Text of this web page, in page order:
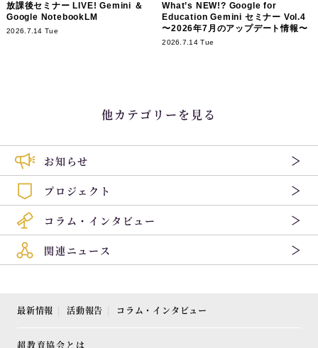
放課後セミナー LIVE! Gemini ＆
Google NotebookLM
2026.7.14 Tue
What’s NEW!? Google for
Education Gemini セミナー Vol.4
〜2026年7月のアップデート情報〜
2026.7.14 Tue
他カテゴリーを見る
お知らせ
プロジェクト
コラム・インタビュー
関連ニュース
最新情報 活動報告 コラム・インタビュー
超教育協会とは